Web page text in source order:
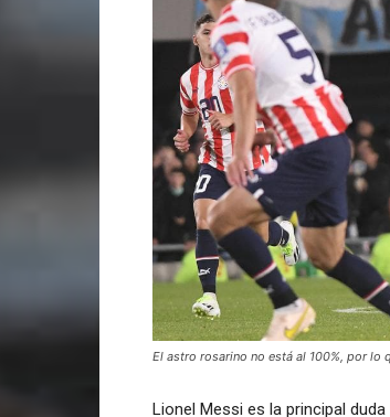
El astro rosarino no está al 100%, por lo
Lionel Messi es la principal